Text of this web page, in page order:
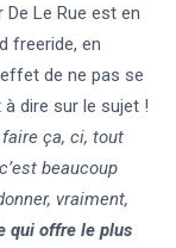
Le Rue est en
freeride, en
de ne pas se
dire sur le sujet !
faire ça, ci, tout
beaucoup
vraiment,
qui offre le plus